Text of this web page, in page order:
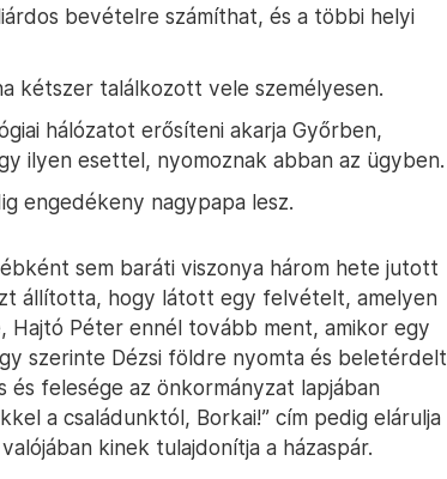
bevételre számíthat, és a többi helyi
kétszer találkozott vele személyesen.
hálózatot erősíteni akarja Győrben,
ilyen esettel, nyomoznak abban az ügyben.
engedékeny nagypapa lesz.
sem baráti viszonya három hete jutott
állította, hogy látott egy felvételt, amelyen
Hajtó Péter ennél tovább ment, amikor egy
szerinte Dézsi földre nyomta és beletérdelt
és felesége az önkormányzat lapjában
a családunktól, Borkai!” cím pedig elárulja
kinek tulajdonítja a házaspár.